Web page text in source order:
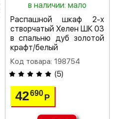
в наличии: мало
Распашной шкаф 2-х
створчатый Хелен ШК 03
в спальню дуб золотой
крафт/белый
Код товара: 198754
(5)
42690 Р